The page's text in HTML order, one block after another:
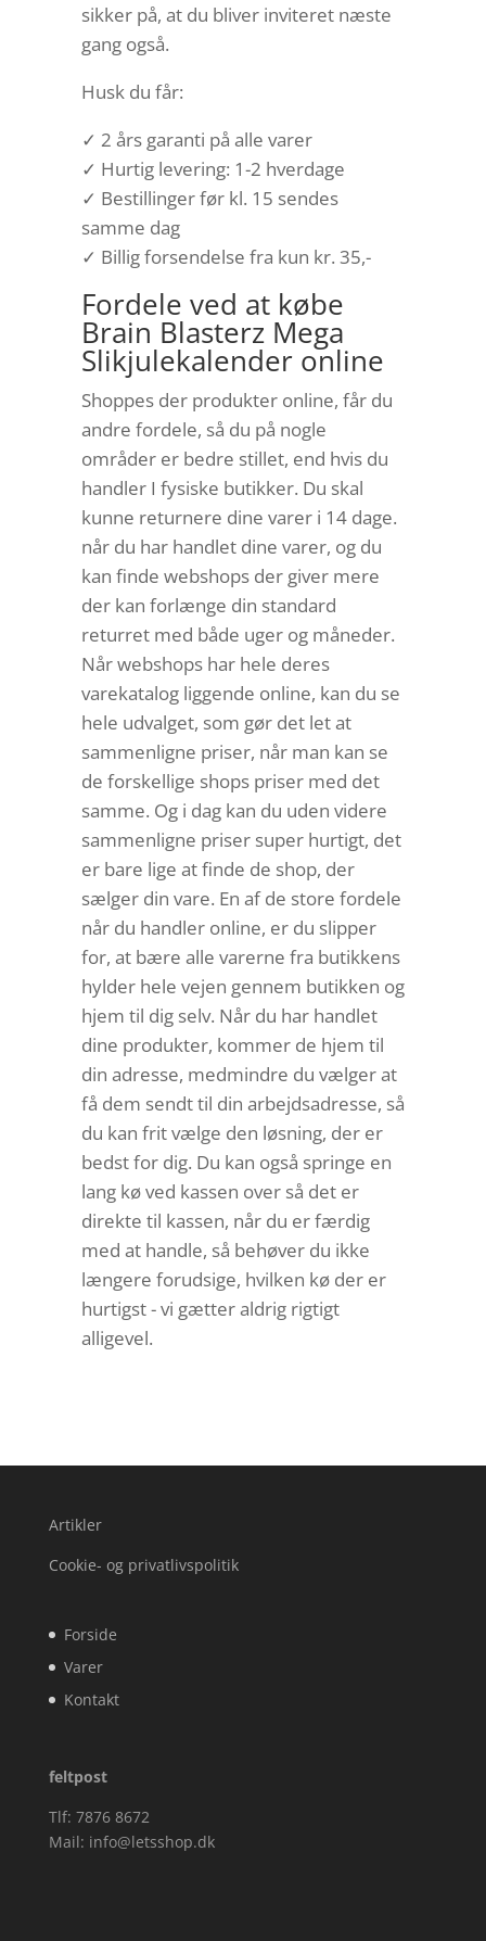
sikker på, at du bliver inviteret næste
gang også.
Husk du får:
✓ 2 års garanti på alle varer
✓ Hurtig levering: 1-2 hverdage
✓ Bestillinger før kl. 15 sendes
samme dag
✓ Billig forsendelse fra kun kr. 35,-
Fordele ved at købe
Brain Blasterz Mega
Slikjulekalender online
Shoppes der produkter online, får du
andre fordele, så du på nogle
områder er bedre stillet, end hvis du
handler I fysiske butikker. Du skal
kunne returnere dine varer i 14 dage.
når du har handlet dine varer, og du
kan finde webshops der giver mere
der kan forlænge din standard
returret med både uger og måneder.
Når webshops har hele deres
varekatalog liggende online, kan du se
hele udvalget, som gør det let at
sammenligne priser, når man kan se
de forskellige shops priser med det
samme. Og i dag kan du uden videre
sammenligne priser super hurtigt, det
er bare lige at finde de shop, der
sælger din vare. En af de store fordele
når du handler online, er du slipper
for, at bære alle varerne fra butikkens
hylder hele vejen gennem butikken og
hjem til dig selv. Når du har handlet
dine produkter, kommer de hjem til
din adresse, medmindre du vælger at
få dem sendt til din arbejdsadresse, så
du kan frit vælge den løsning, der er
bedst for dig. Du kan også springe en
lang kø ved kassen over så det er
direkte til kassen, når du er færdig
med at handle, så behøver du ikke
længere forudsige, hvilken kø der er
hurtigst - vi gætter aldrig rigtigt
alligevel.
Artikler
Cookie- og privatlivspolitik
Forside
Varer
Kontakt
feltpost
Tlf: 7876 8672
Mail: info@letsshop.dk